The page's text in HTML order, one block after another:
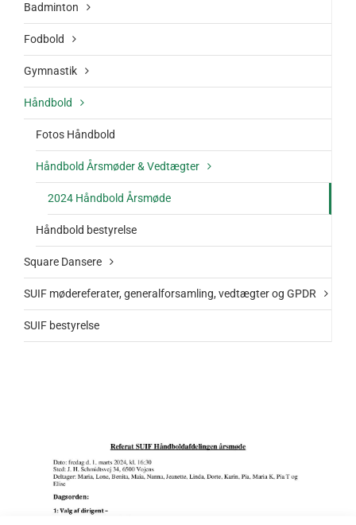
Badminton
Fodbold
Gymnastik
Håndbold
Fotos Håndbold
Håndbold Årsmøder & Vedtægter
2024 Håndbold Årsmøde
Håndbold bestyrelse
Square Dansere
SUIF mødereferater, generalforsamling, vedtægter og GPDR
SUIF bestyrelse